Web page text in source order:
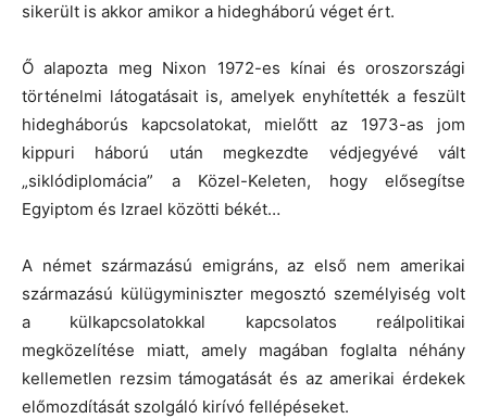
sikerült is akkor amikor a hidegháború véget ért.
Ő alapozta meg Nixon 1972-es kínai és oroszországi
történelmi látogatásait is, amelyek enyhítették a feszült
hidegháborús kapcsolatokat, mielőtt az 1973-as jom
kippuri háború után megkezdte védjegyévé vált
„siklódiplomácia” a Közel-Keleten, hogy elősegítse
Egyiptom és Izrael közötti békét…
A német származású emigráns, az első nem amerikai
származású külügyminiszter megosztó személyiség volt
a külkapcsolatokkal kapcsolatos reálpolitikai
megközelítése miatt, amely magában foglalta néhány
kellemetlen rezsim támogatását és az amerikai érdekek
előmozdítását szolgáló kirívó fellépéseket.